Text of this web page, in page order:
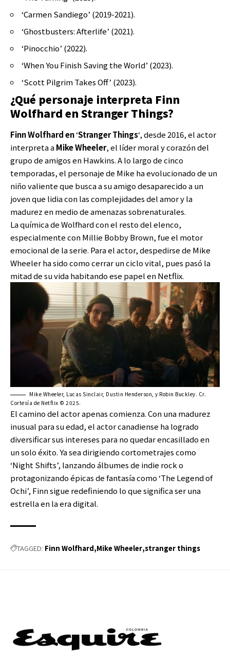
‘Carmen Sandiego’ (2019-2021).
‘Ghostbusters: Afterlife’ (2021).
‘Pinocchio’ (2022).
‘When You Finish Saving the World’ (2023).
‘Scott Pilgrim Takes Off’ (2023).
¿Qué personaje interpreta Finn
Wolfhard en Stranger Things?
Finn Wolfhard en‘Stranger Things‘, desde 2016, el actor
interpreta aMike Wheeler, el líder moral y corazón del
grupo de amigos en Hawkins. A lo largo de cinco
temporadas, el personaje de Mike ha evolucionado de un
niño valiente que busca a su amigo desaparecido a un
joven que lidia con las complejidades del amor y la
madurez en medio de amenazas sobrenaturales.
La química de Wolfhard con el resto del elenco,
especialmente con Millie Bobby Brown, fue el motor
emocional de la serie. Para el actor, despedirse de Mike
Wheeler ha sido como cerrar un ciclo vital, pues pasó la
mitad de su vida habitando ese papel en Netflix.
Mike Wheeler, Lucas Sinclair, Dustin Henderson, y Robin Buckley. Cr.
Cortesía de Netflix © 2025.
El camino del actor apenas comienza. Con una madurez
inusual para su edad, el actor canadiense ha logrado
diversificar sus intereses para no quedar encasillado en
un solo éxito. Ya sea dirigiendo cortometrajes como
‘Night Shifts’, lanzando álbumes de indie rock o
protagonizando épicas de fantasía como ‘The Legend of
Ochi’, Finn sigue redefiniendo lo que significa ser una
estrella en la era digital.
TAGGED: Finn Wolfhard Mike Wheeler stranger things